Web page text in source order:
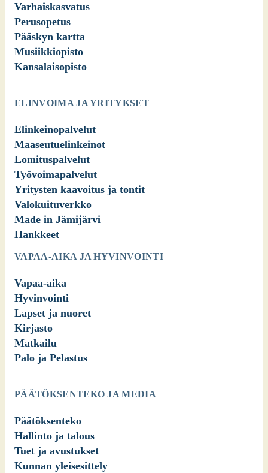
Noo­ra Elo­nen
vuil­ta
Varhaiskasvatus
Perusopetus
Pääskyn kartta
Musiikkiopisto
Kansalaisopisto
ELINVOIMA JA YRITYKSET
Elinkeinopalvelut
Maaseutuelinkeinot
Lomituspalvelut
Työvoimapalvelut
Yritysten kaavoitus ja tontit
Valokuituverkko
Made in Jämijärvi
Hankkeet
VAPAA-AIKA JA HYVINVOINTI
Vapaa-aika
Hyvinvointi
Lapset ja nuoret
Kirjasto
Matkailu
Palo ja Pelastus
PÄÄTÖKSENTEKO JA MEDIA
Päätöksenteko
Hallinto ja talous
Tuet ja avustukset
Kunnan yleisesittely